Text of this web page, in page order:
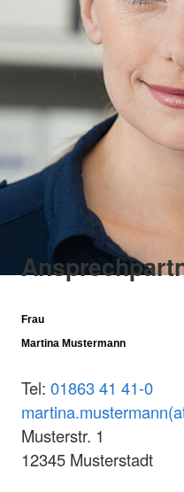
Frau
Martina Mustermann
Tel: 01863 41 41-0
Musterstr. 1
12345 Musterstadt